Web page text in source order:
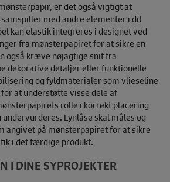
er det også vigtigt at
med andre elementer i dit
kan elastik integreres i designet ved
fra mønsterpapiret for at sikre en
også kræve nøjagtige snit fra
dekorative detaljer eller funktionelle
og fyldmaterialer som vlieseline
at understøtte visse dele af
rolle i korrekt placering
Lynlåse skal måles og
angivet på mønsterpapiret for at sikre
i det færdige produkt.
I DINE SYPROJEKTER